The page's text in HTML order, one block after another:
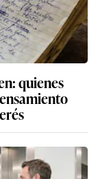
quienes